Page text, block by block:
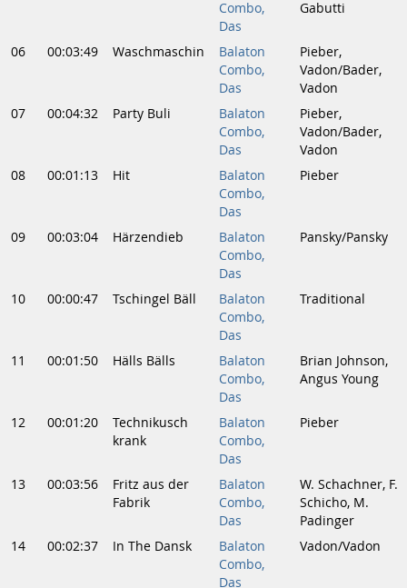
Combo,
Das
Gabutti
06 00:03:49 Waschmaschin
Balaton
Combo,
Das
Pieber,
Vadon/Bader,
Vadon
07
00:04:32 Party Buli
Balaton
Combo,
Das
Pieber,
Vadon/Bader,
Vadon
08
00:01:13 Hit
Balaton
Combo,
Das
Pieber
09 00:03:04 Härzendieb
Balaton
Combo,
Das
Pansky/Pansky
10 00:00:47 Tschingel Bäll
Balaton
Combo,
Das
Traditional
11 00:01:50 Hälls Bälls
Balaton
Combo,
Das
Brian Johnson,
Angus Young
12 00:01:20
Technikusch
krank
Balaton
Combo,
Das
Pieber
13 00:03:56
Fritz aus der
Fabrik
Balaton
Combo,
Das
W. Schachner, F.
Schicho, M.
Padinger
14
00:02:37 In The Dansk
Balaton
Combo,
Das
Vadon/Vadon